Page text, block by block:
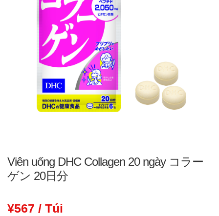
Viên uống DHC Collagen 20 ngày コラー
ゲン 20日分
¥567 / Túi